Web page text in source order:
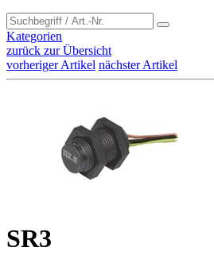
Kategorien
zurück zur Übersicht
vorheriger Artikel nächster Artikel
SR3